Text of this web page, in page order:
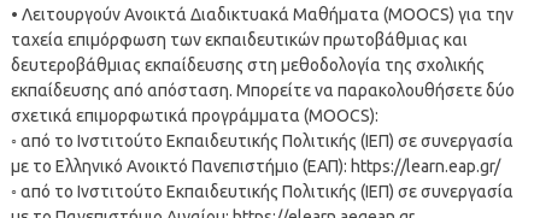
• Λειτουργούν Ανοικτά Διαδικτυακά Μαθήματα (MOOCS) για την
ταχεία επιμόρφωση των εκπαιδευτικών πρωτοβάθμιας και
δευτεροβάθμιας εκπαίδευσης στη μεθοδολογία της σχολικής
εκπαίδευσης από απόσταση. Μπορείτε να παρακολουθήσετε δύο
σχετικά επιμορφωτικά προγράμματα (MOOCS):
◦ από το Ινστιτούτο Εκπαιδευτικής Πολιτικής (ΙΕΠ) σε συνεργασία
με το Ελληνικό Ανοικτό Πανεπιστήμιο (ΕΑΠ): https://learn.eap.gr/
◦ από το Ινστιτούτο Εκπαιδευτικής Πολιτικής (ΙΕΠ) σε συνεργασία